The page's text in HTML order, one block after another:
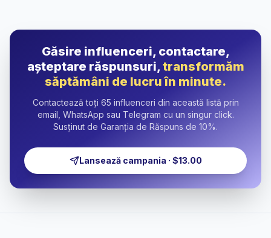
Găsire influenceri, contactare,
așteptare răspunsuri,transformăm
săptămâni de lucru în minute.
Contactează toți 65 influenceri din această listă prin
email, WhatsApp sau Telegram cu un singur click.
Susținut de Garanția de Răspuns de 10%.
Lansează campania · $13.00